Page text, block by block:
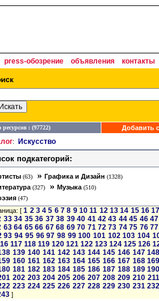
press-обозрение объявления контакты
ресурсов : (97722) Добавить
: Искусство
подкатегорий:
(63) » Графика и Дизайн (1328)
(327) » Музыка (510)
(47)
[1 2 3 4 5 6 7 8 9 10 11 12 13 14 15 16
33 34 35 36 37 38 39 40 41 42 43 44 45 46 47
63 64 65 66 67 68 69 70 71 72 73 74 75 76 77
93 94 95 96 97 98 99 100 101 102 103 104
117 118 119 120 121 122 123 124 125 126
139 140 141 142 143 144 145 146 147
160 161 162 163 164 165 166 167 168
181 182 183 184 185 186 187 188 189
202 203 204 205 206 207 208 209 210 211
223 224 225 226 227 228 229 230 231
]